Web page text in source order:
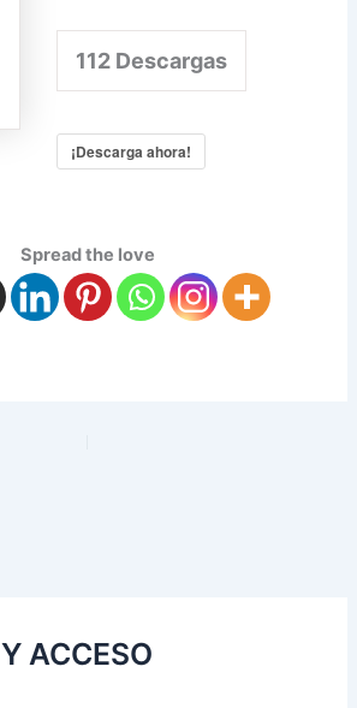
112Descargas
¡Descarga ahora!
Spread the love
ACCESO